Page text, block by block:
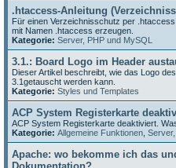
.htaccess-Anleitung
Für einen Verzeichnisschutz per
mit Namen .htaccess erzeugen.
Kategorie: Server, PHP und MySQL
3.1.: Board Logo im Header
Dieser Artikel beschreibt, wie das Logo
3.1getauscht werden kann.
Kategorie: Styles und Templates
ACP System Registerkarte
ACP System Registerkarte deaktiviert.
Kategorie: Allgemeine Funktionen
Apache: wo bekomme ich das